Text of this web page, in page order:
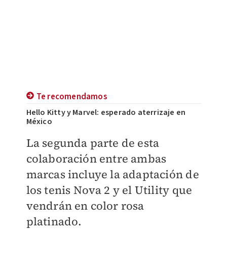
Te recomendamos
Hello Kitty y Marvel: esperado aterrizaje en
México
La segunda parte de esta
colaboración entre ambas
marcas incluye la adaptación de
los tenis Nova 2 y el Utility que
vendrán en color rosa
platinado.